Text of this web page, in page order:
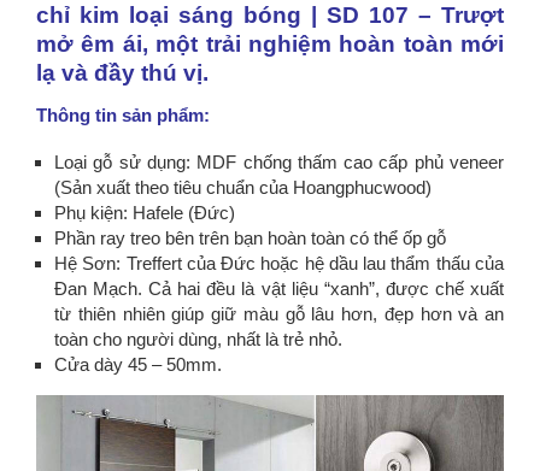
chỉ kim loại sáng bóng | SD 107 – Trượt
mở êm ái, một trải nghiệm hoàn toàn mới
lạ và đầy thú vị.
Thông tin sản phẩm:
Loại gỗ sử dụng: MDF chống thấm cao cấp phủ veneer
(Sản xuất theo tiêu chuẩn của Hoangphucwood)
Phụ kiện: Hafele (Đức)
Phần ray treo bên trên bạn hoàn toàn có thể ốp gỗ
Hệ Sơn: Treffert của Đức hoặc hệ dầu lau thẩm thấu của
Đan Mạch. Cả hai đều là vật liệu “xanh”, được chế xuất
từ thiên nhiên giúp giữ màu gỗ lâu hơn, đẹp hơn và an
toàn cho người dùng, nhất là trẻ nhỏ.
Cửa dày 45 – 50mm.